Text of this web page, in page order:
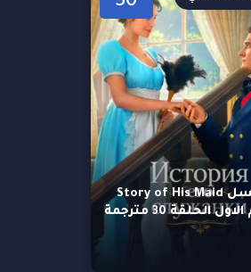
مسلسل Story of His Maid
الحلقة 30 مترجمة